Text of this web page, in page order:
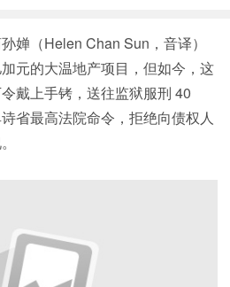
婵（Helen Chan Sun，音译）
元的大温地产项目，但如今，这
戴上手铐，送往监狱服刑 40
省最高法院命令，拒绝向债权人